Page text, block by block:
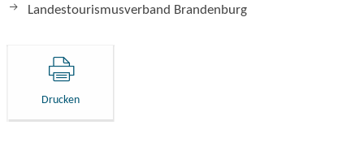
Landestourismusverband Brandenburg
Drucken